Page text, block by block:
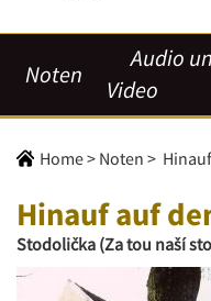
Noten
Audio
Video
Home> Noten >
Hinauf auf
Stodolička (Za tou naší